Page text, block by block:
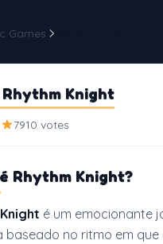
Games
Knight
7910 votes
Rhythm Knight?
é um emocionante
baseado no ritmo em